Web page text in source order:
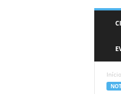
Início